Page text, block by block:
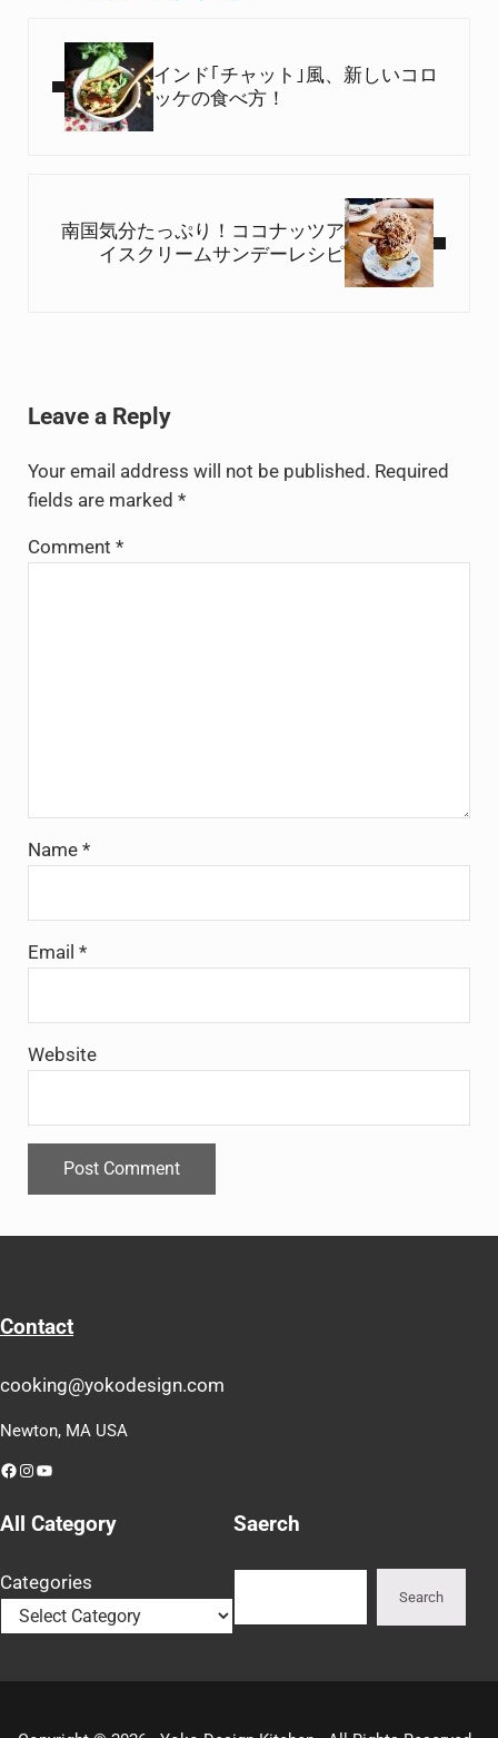
インド｢チャット｣風、新しいコロ
ッケの食べ方！
南国気分たっぷり！ココナッツア
イスクリームサンデーレシピ
Leave a Reply
Your email address will not be published. Required
fields are marked *
Comment *
Name *
Email *
Website
Contact
cooking@yokodesign.com
Newton, MA USA
Facebook
Instagram
YouTube
All Category
Categories
Saerch
Search